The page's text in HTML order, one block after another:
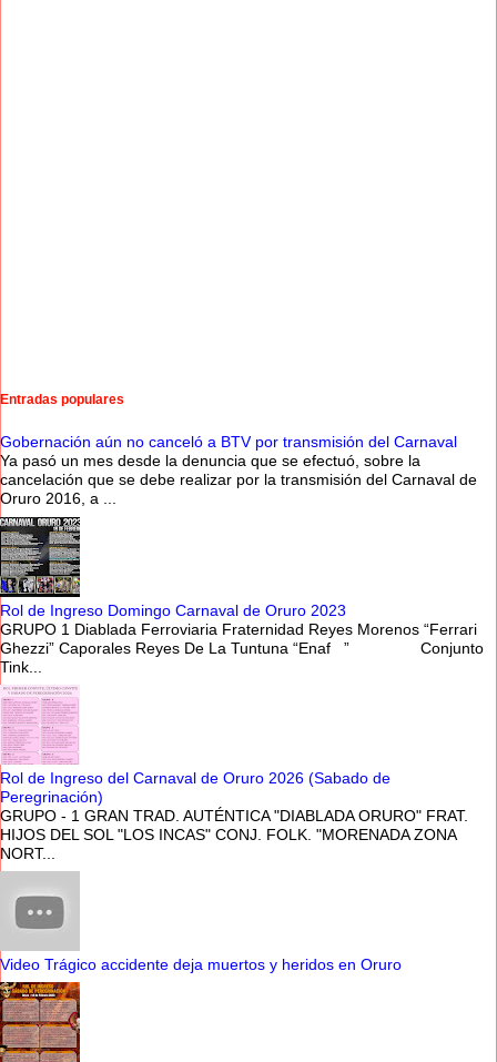
Entradas populares
Gobernación aún no canceló a BTV por transmisión del Carnaval
Ya pasó un mes desde la denuncia que se efectuó, sobre la
cancelación que se debe realizar por la transmisión del Carnaval de
Oruro 2016, a ...
Rol de Ingreso Domingo Carnaval de Oruro 2023
GRUPO 1 Diablada Ferroviaria Fraternidad Reyes Morenos “Ferrari
Ghezzi” Caporales Reyes De La Tuntuna “Enaf ” Conjunto
Tink...
Rol de Ingreso del Carnaval de Oruro 2026 (Sabado de
Peregrinación)
GRUPO - 1 GRAN TRAD. AUTÉNTICA "DIABLADA ORURO" FRAT.
HIJOS DEL SOL "LOS INCAS" CONJ. FOLK. "MORENADA ZONA
NORT...
Video Trágico accidente deja muertos y heridos en Oruro